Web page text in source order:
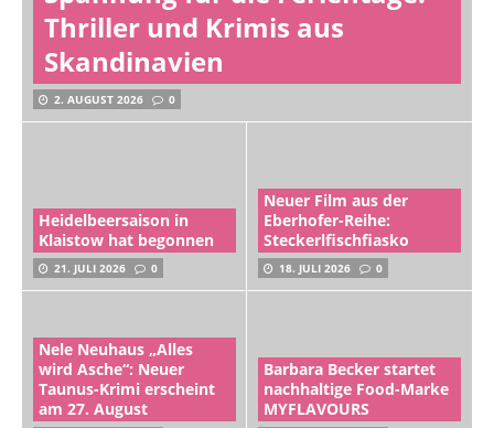
Thriller und Krimis aus
Skandinavien
2. AUGUST 2026 0
Heidelbeersaison in
Klaistow hat begonnen
21. JULI 2026 0
Neuer Film aus der
Eberhofer-Reihe:
Steckerlfischfiasko
18. JULI 2026 0
Nele Neuhaus „Alles
wird Asche“: Neuer
Taunus-Krimi erscheint
am 27. August
Barbara Becker startet
nachhaltige Food-Marke
MYFLAVOURS